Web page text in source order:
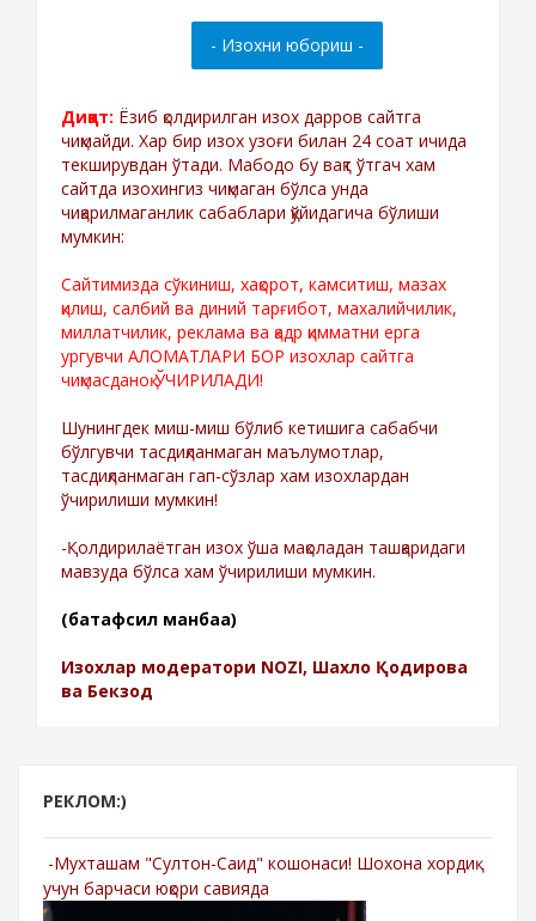
Диққат: Ёзиб қолдирилган изох дарров сайтга
чиқмайди. Хар бир изох узоғи билан 24 соат ичида
текширувдан ўтади. Мабодо бу вақт ўтгач хам
сайтда изохингиз чиқмаган бўлса унда
чиқарилмаганлик сабаблари қўйидагича бўлиши
мумкин:
Сайтимизда сўкиниш, хақорот, камситиш, мазах
қилиш, салбий ва диний тарғибот, махалийчилик,
миллатчилик, реклама ва қадр қимматни ерга
ургувчи АЛОМАТЛАРИ БОР изохлар сайтга
чиқмасданоқ ЎЧИРИЛАДИ!
Шунингдек миш-миш бўлиб кетишига сабабчи
бўлгувчи тасдиқланмаган маълумотлар,
тасдиқланмаган гап-сўзлар хам изохлардан
ўчирилиши мумкин!
-Қолдирилаётган изох ўша мақоладан ташқаридаги
мавзуда бўлса хам ўчирилиши мумкин.
(батафсил манбаа)
Изохлар модератори NOZI, Шахло Қодирова
ва Бекзод
РЕКЛОМ:)
-Мухташам "Султон-Саид" кошонаси! Шохона хордиқ
учун барчаси юқори савияда